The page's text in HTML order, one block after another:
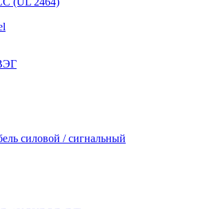
силовой / сигнальный